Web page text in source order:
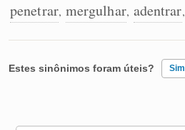
Conexões
penetrar, mergulhar, adentrar,
Estes sinônimos foram úteis? Sim